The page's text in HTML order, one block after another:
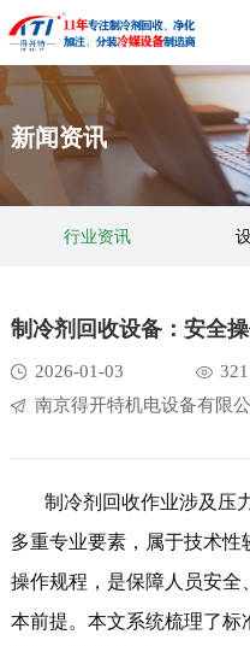
网
站
首
页
关
于
我
产
品
工
域
风
视
频
新
讯
我
们
新闻资讯
行业资讯
制冷剂回收设备：安全
2026-01-03
321
南京得开特机电设备有限公
制冷剂回收作业涉及压
多重专业要素，属于技术
操作规程，是保障人员安全
本前提。本文系统梳理了